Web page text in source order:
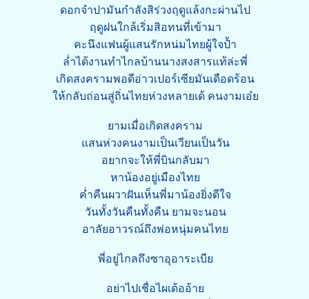
ดอกจำปามันกำลังสิร่วงฤดูแล้งกะผ่านไป
ฤดูฝนใกล้เริ่มสิอทนที่เข้ามา
คะนึงแฟนผู้แสนรักหน่มไทยผู้ใจป้ำ
ล่ำได้งานทำไกลบ้านนางสงสารแท้ล่ะพี่
เกิดสงครามพอดีอ่าวเปอร์เซียมันเดือดร้อน
ให้กลับถ่อนสู่ถิ่นไทยห่วงหลายเด้ คนงามเอ๋ย
ยามเมื่อเกิดสงคราม
แสนห่วงคนงามเป็นเวียนเป็นวัน
อยากจะให้พี่บินกลับมา
หาน้องอยู่เมืองไทย
ค่ำคืนผวาฝันเห็นพี่มาน้องยิ่งดีใจ
วันทั้งวันคืนทั้งคืน ยามจะนอน
อาลัยอาวรณ์ถึงพ่อหนุ่มคนไทย
พี่อยู่ไกลถึงซาอุอาระเบีย
อย่าไปเชื่อไผเด้ออ้าย